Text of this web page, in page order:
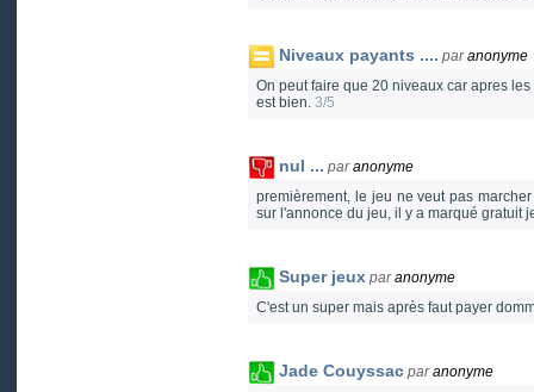
Niveaux payants .... paranonyme
On peut faire que 20 niveaux car apres
est bien. 3/5
nul ... paranonyme
premièrement, le jeu ne veut pas
sur l'annonce du jeu, il y a marqué gratuit
Super jeux paranonyme
C'est un super mais après faut payer
Jade Couyssac paranonyme